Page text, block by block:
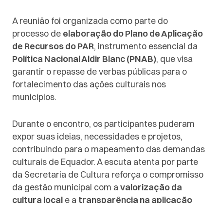
A reunião foi organizada como parte do
processo de elaboração do Plano de Aplicação
de Recursos do PAR, instrumento essencial da
Política Nacional Aldir Blanc (PNAB), que visa
garantir o repasse de verbas públicas para o
fortalecimento das ações culturais nos
municípios.
Durante o encontro, os participantes puderam
expor suas ideias, necessidades e projetos,
contribuindo para o mapeamento das demandas
culturais de Equador. A escuta atenta por parte
da Secretaria de Cultura reforça o compromisso
da gestão municipal com avalorização da
cultura local e a transparência na aplicação